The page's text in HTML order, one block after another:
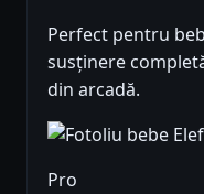
Perfect pentru
susținere
din arcadă.
Pro